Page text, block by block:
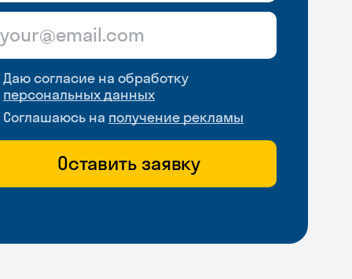
Даю согласие на обработку
персональных данных
Соглашаюсь на получение рекламы
Оставить заявку